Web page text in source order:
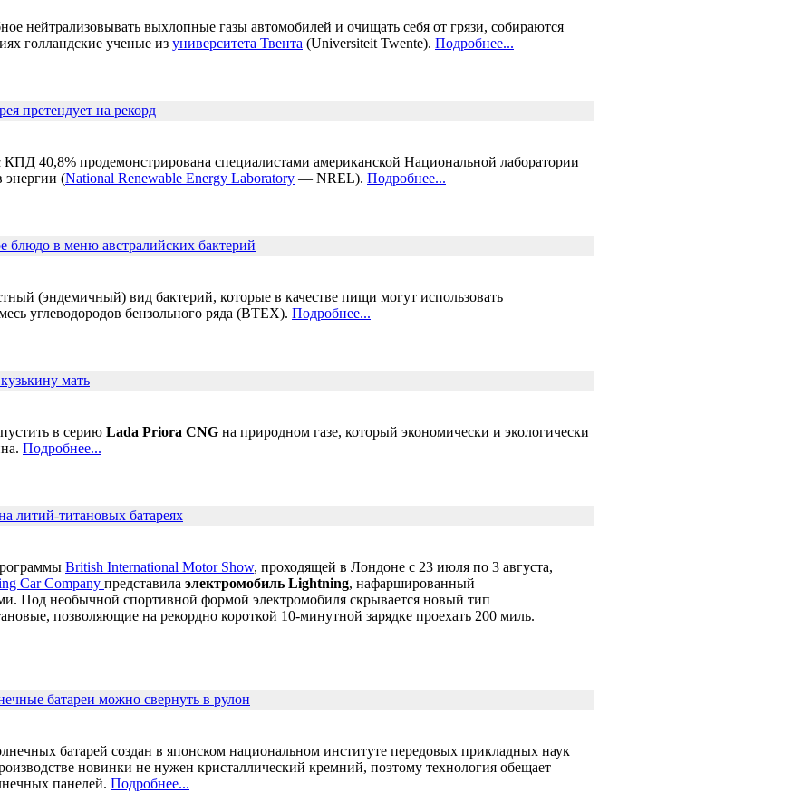
нейтрализовывать выхлопные газы автомобилей и очищать себя от грязи, собираются
голландские ученые из университета Твента (Universiteit Twente). Подробнее...
претендует на рекорд
КПД 40,8% продемонстрирована специалистами американской Национальной лаборатории
энергии (National Renewable Energy Laboratory — NREL). Подробнее...
блюдо в меню австралийских бактерий
(эндемичный) вид бактерий, которые в качестве пищи могут использовать
углеводородов бензольного ряда (ВТЕХ). Подробнее...
мать
в серию Lada Priora CNG на природном газе, который экономически и экологически
Подробнее...
литий-титановых батареях
British International Motor Show, проходящей в Лондоне с 23 июля по 3 августа,
Car Company представила электромобиль Lightning, нафаршированный
Под необычной спортивной формой электромобиля скрывается новый тип
позволяющие на рекордно короткой 10-минутной зарядке проехать 200 миль.
батареи можно свернуть в рулон
батарей создан в японском национальном институте передовых прикладных наук
новинки не нужен кристаллический кремний, поэтому технология обещает
панелей. Подробнее...